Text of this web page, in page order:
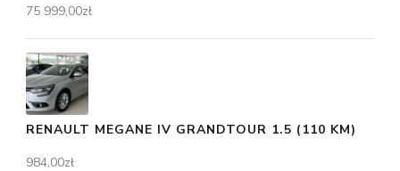
75 999,00zł
RENAULT MEGANE IV GRANDTOUR 1.5 (110 KM)
984,00zł